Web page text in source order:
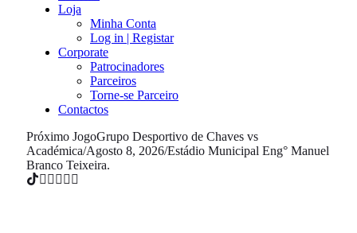
Loja
Minha Conta
Log in | Registar
Corporate
Patrocinadores
Parceiros
Torne-se Parceiro
Contactos
Próximo JogoGrupo Desportivo de Chaves vs
Académica/Agosto 8, 2026/Estádio Municipal Eng° Manuel
Branco Teixeira.